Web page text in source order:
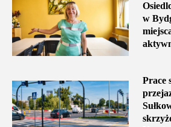
w
Prace